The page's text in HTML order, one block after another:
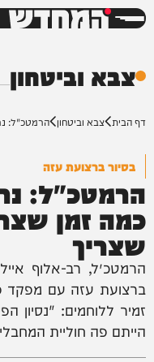
המחדש
צבא וביטחון
דף הבית צבא וביטחון הרמטכ"ל:
בסיור ברצועת עזה
הרמטכ"ל:
כמה זמן
שצריך
הרמטכ״ל, רב-אלוף
ברצועת עזה עם מפקד
זמיר ללוחמים: "נסיון
הייתם פה חוליית